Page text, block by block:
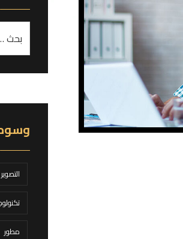
التصوير
مطور